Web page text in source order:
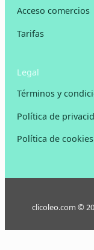
Acceso comercios
Tarifas
Legal
Términos y
Política de
Política de cookies
clicoleo.com ©